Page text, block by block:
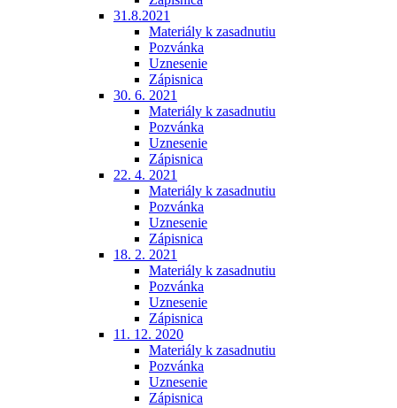
31.8.2021
Materiály k zasadnutiu
Pozvánka
Uznesenie
Zápisnica
30. 6. 2021
Materiály k zasadnutiu
Pozvánka
Uznesenie
Zápisnica
22. 4. 2021
Materiály k zasadnutiu
Pozvánka
Uznesenie
Zápisnica
18. 2. 2021
Materiály k zasadnutiu
Pozvánka
Uznesenie
Zápisnica
11. 12. 2020
Materiály k zasadnutiu
Pozvánka
Uznesenie
Zápisnica